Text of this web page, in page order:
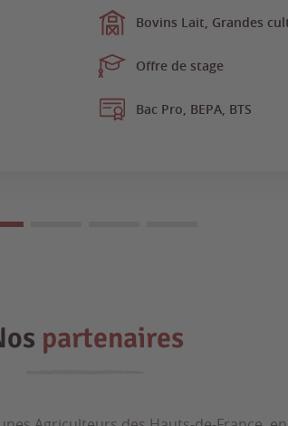
Bovins Lait, Grandes
Offre de stage
Bac Pro, BEPA, BTS
partenaires